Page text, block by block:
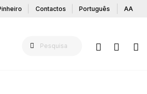
Contactos Português AA